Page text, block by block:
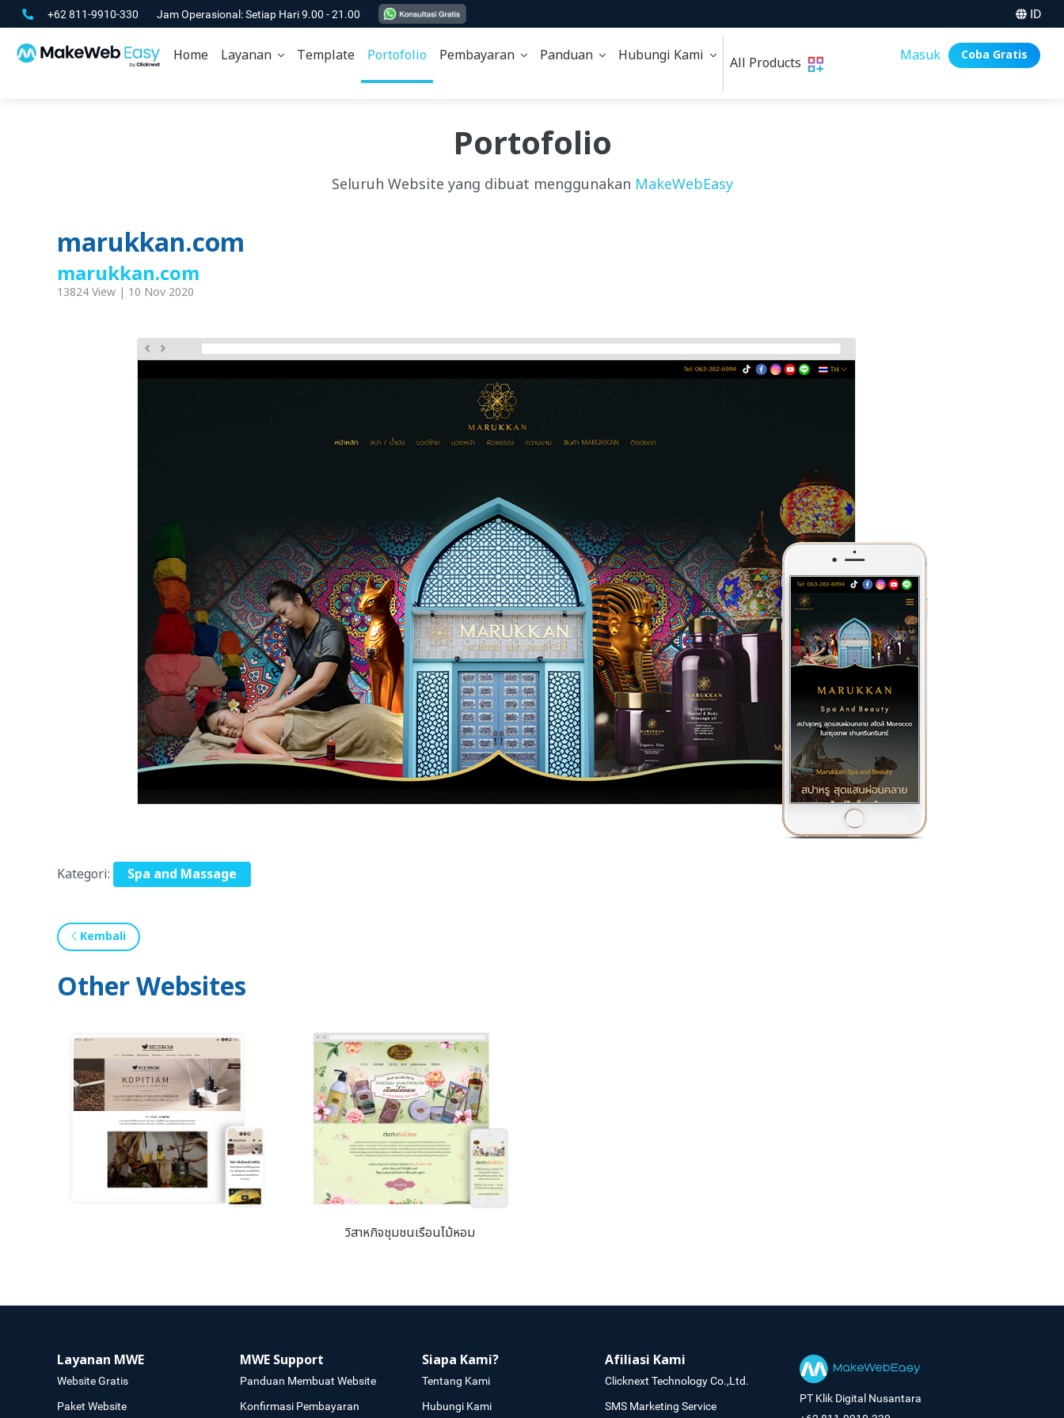
+62 811-9910-330 Jam Operasional: Setiap Hari 9.00 - 21.00 ID
Home Layanan Template Portofolio Pembayaran Panduan Hubungi Kami All Products Masuk Coba Gratis
Portofolio
Seluruh Website yang dibuat menggunakan MakeWebEasy
marukkan.com
marukkan.com
13824 View | 10 Nov 2020
Kategori: Spa and Massage
Kembali
Other Websites
วิสาหกิจชุมชนเรือนไม้หอม
Layanan MWE
Website Gratis
Paket Website
MWE Support
Panduan Membuat Website
Konfirmasi Pembayaran
Siapa Kami?
Tentang Kami
Hubungi Kami
Afiliasi Kami
Clicknext Technology Co.,Ltd.
SMS Marketing Service
PT Klik Digital Nusantara